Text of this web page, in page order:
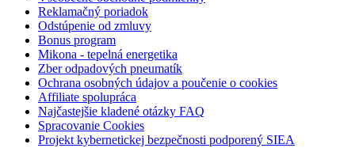
Reklamačný poriadok
Odstúpenie od zmluvy
Bonus program
Mikona - tepelná energetika
Zber odpadových pneumatík
Ochrana osobných údajov a poučenie o cookies
Affiliate spolupráca
Najčastejšie kladené otázky FAQ
Spracovanie Cookies
Projekt kybernetickej bezpečnosti podporený SIEA